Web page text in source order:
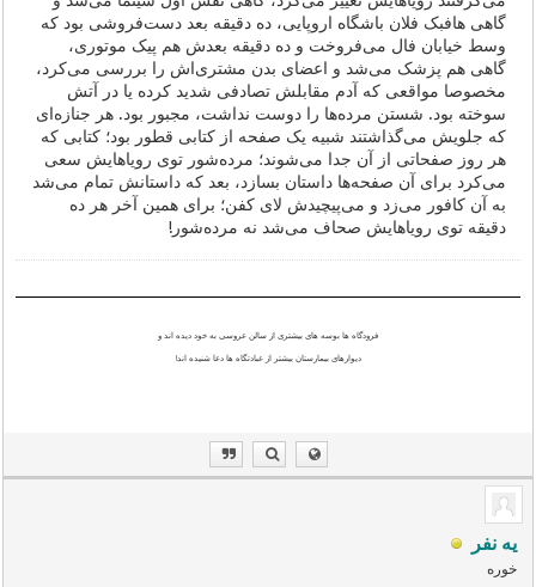
گاهی هافبک فلان باشگاه اروپایی، ده دقیقه بعد دست‌فروشی بود که
وسط خیابان فال می‌فروخت و ده دقیقه بعدش هم پیک موتوری،
گاهی هم پزشک می‌شد و اعضای بدن مشتری‌اش را بررسی می‌کرد،
مخصوصا مواقعی که آدم مقابلش تصادفی شدید کرده یا در آتش‌
سوخته بود. شستن مرده‌ها را دوست نداشت، مجبور بود. هر جنازه‌ای
که جلویش می‌گذاشتند شبیه یک صفحه از کتابی قطور بود؛ کتابی که
هر روز صفحاتی از آن جدا می‌شوند؛ مرده‌شور توی رویاهایش سعی
می‌کرد برای آن صفحه‌ها داستان بسازد، بعد که داستانش تمام می‌شد
به آن کافور می‌زد و می‌پیچیدش لای کفن؛ برای همین آخر هر ده
دقیقه توی رویاهایش صحاف می‌شد نه مرده‌شور!
فرودگاه ها بوسه های بیشتری از سالن عروسی به خود دیده اند و
دیوارهای بیمارستان بیشتر از عبادتگاه ها دعا شنیده اند!
یه نفر
خوره